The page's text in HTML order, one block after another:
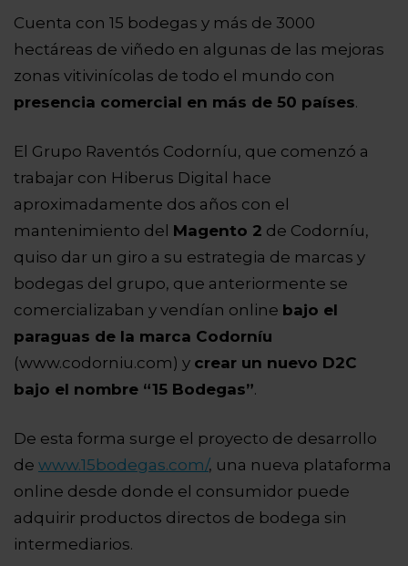
Cuenta con 15 bodegas y más de 3000
hectáreas de viñedo en algunas de las mejoras
zonas vitivinícolas de todo el mundo con
presencia comercial en más de 50 países.
El Grupo Raventós Codorníu, que comenzó a
trabajar con Hiberus Digital hace
aproximadamente dos años con el
mantenimiento del Magento 2 de Codorníu,
quiso dar un giro a su estrategia de marcas y
bodegas del grupo, que anteriormente se
comercializaban y vendían online bajo el
paraguas de la marca Codorníu
(www.codorniu.com) y crear un nuevo D2C
bajo el nombre “15 Bodegas”.
De esta forma surge el proyecto de desarrollo
de www.15bodegas.com/, una nueva plataforma
online desde donde el consumidor puede
adquirir productos directos de bodega sin
intermediarios.